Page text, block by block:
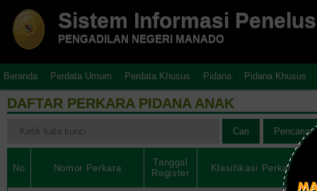
Sistem Informasi
PENGADILAN NEGERI MANADO
Beranda Perdata Umum Perdata Khusus Pidana Pidana Khusus
DAFTAR PERKARA PIDANA ANAK
No Nomor Perkara
Tanggal
Register
Klasifikasi Perkara